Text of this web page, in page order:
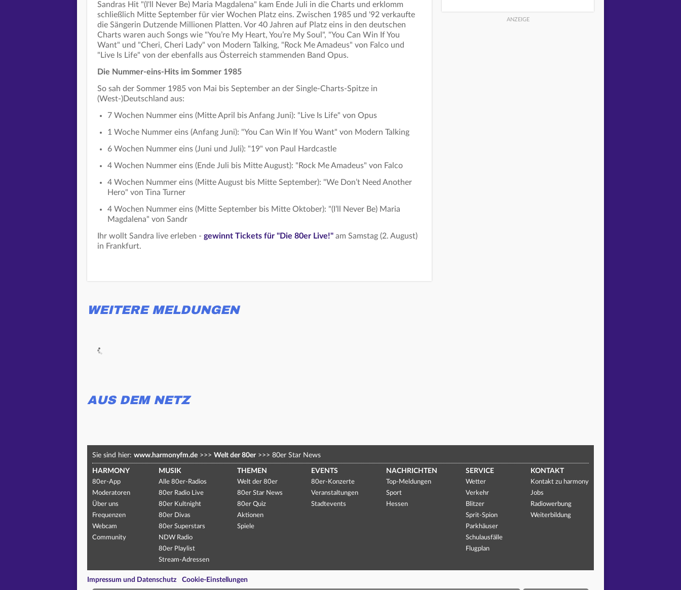
Sandras Hit "(I'll Never Be) Maria Magdalena" kam Ende Juli in die Charts und erklomm
schließlich Mitte September für vier Wochen Platz eins. Zwischen 1985 und '92 verkaufte
die Sängerin Dutzende Millionen Platten. Vor 40 Jahren auf Platz eins in den deutschen
Charts waren auch Songs wie "You’re My Heart, You’re My Soul", "You Can Win If You
Want" und "Cheri, Cheri Lady" von Modern Talking, "Rock Me Amadeus" von Falco und
"Live Is Life" von der ebenfalls aus Österreich stammenden Band Opus.
Die Nummer-eins-Hits im Sommer 1985
So sah der Sommer 1985 von Mai bis September an der Single-Charts-Spitze in
(West-)Deutschland aus:
7 Wochen Nummer eins (Mitte April bis Anfang Juni): "Live Is Life" von Opus
1 Woche Nummer eins (Anfang Juni): "You Can Win If You Want" von Modern Talking
6 Wochen Nummer eins (Juni und Juli): "19" von Paul Hardcastle
4 Wochen Nummer eins (Ende Juli bis Mitte August): "Rock Me Amadeus" von Falco
4 Wochen Nummer eins (Mitte August bis Mitte September): "We Don’t Need Another
Hero" von Tina Turner
4 Wochen Nummer eins (Mitte September bis Mitte Oktober): "(I’ll Never Be) Maria
Magdalena" von Sandr
Ihr wollt Sandra live erleben - gewinnt Tickets für "Die 80er Live!" am Samstag (2. August)
in Frankfurt.
WEITERE MELDUNGEN
AUS DEM NETZ
Sie sind hier: www.harmonyfm.de >>> Welt der 80er >>> 80er Star News
HARMONY
80er-App
Moderatoren
Über uns
Frequenzen
Webcam
Community
MUSIK
Alle 80er-Radios
80er Radio Live
80er Kultnight
80er Divas
80er Superstars
NDW Radio
80er Playlist
Stream-Adressen
THEMEN
Welt der 80er
80er Star News
80er Quiz
Aktionen
Spiele
EVENTS
80er-Konzerte
Veranstaltungen
Stadtevents
NACHRICHTEN
Top-Meldungen
Sport
Hessen
SERVICE
Wetter
Verkehr
Blitzer
Sprit-Spion
Parkhäuser
Schulausfälle
Flugplan
KONTAKT
Kontakt zu harmony
Jobs
Radiowerbung
Weiterbildung
Impressum und Datenschutz Cookie-Einstellungen